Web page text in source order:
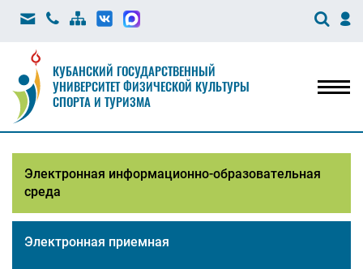
КУБАНСКИЙ ГОСУДАРСТВЕННЫЙ
УНИВЕРСИТЕТ ФИЗИЧЕСКОЙ КУЛЬТУРЫ
СПОРТА И ТУРИЗМА
Электронная информационно-образовательная
среда
Электронная приемная